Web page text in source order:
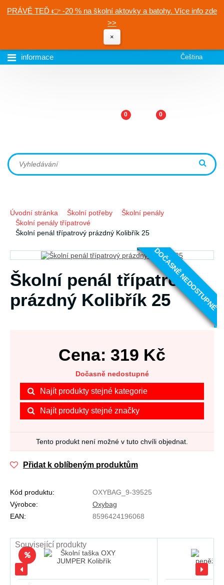
PRÁVĚ TEĎ 👉 -20 % na školní aktovky a batohy. Více info zde
>>
×
informace Čeština
0 0
Úvodní stránka Školní potřeby
Školní penály
Školní penály třípatrové
Školní penál třípatrový prázdný Kolibřík 25
DOČASNĚ NEDOSTUPNÉ
Školní penál třípatrový
prázdný Kolibřík 25
Cena: 319 Kč
Dočasně nedostupné
Najít produkty stejné kategorie
Najít produkty stejné značky
Tento produkt není možné v tuto chvíli objednat.
Přidat k oblíbeným produktům
Kód produktu:
OXYBAG_9-39525
Výrobce:
Oxybag
EAN:
8596424196068
Související produkty